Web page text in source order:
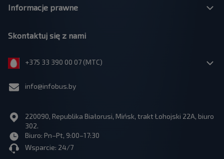
Informacje prawne
Skontaktuj się z nami
+375 33 390 00 07 (МТС)
info@infobus.by
220090, Republika Białorusi, Mińsk, trakt Łohojski 22A, biuro
302.
Biuro: Pn–Pt, 9:00–17:30
Wsparcie: 24/7